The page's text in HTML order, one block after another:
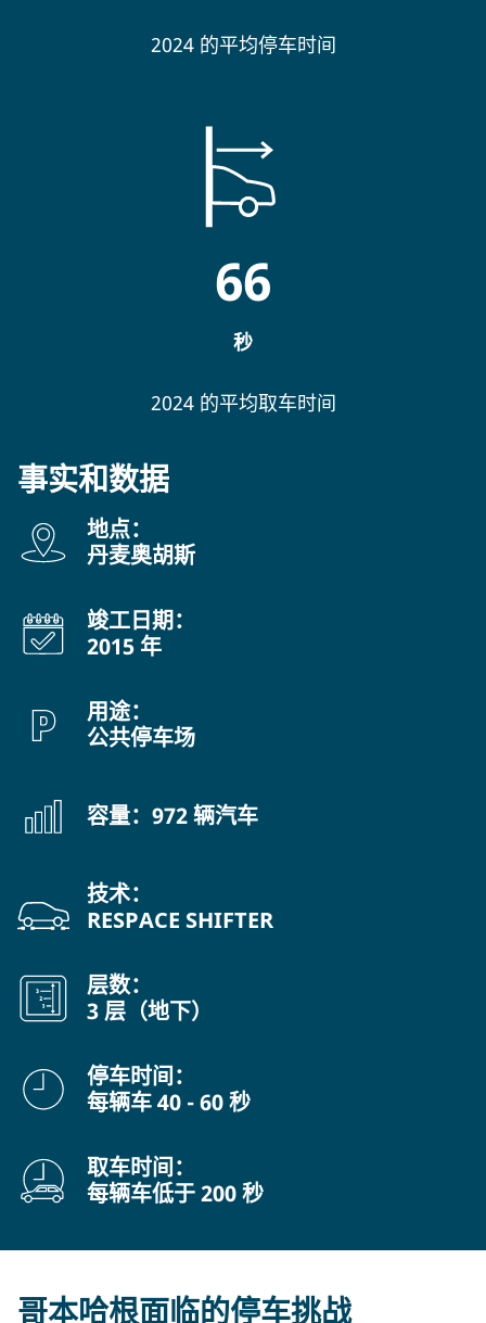
2024 的平均停车时间
66
秒
2024 的平均取车时间
事实和数据
地点：
丹麦奥胡斯
竣工日期：
2015 年
用途：
公共停车场
容量：972 辆汽车
技术：
RESPACE SHIFTER
层数：
3 层（地下）
停车时间：
每辆车 40 - 60 秒
取车时间：
每辆车低于 200 秒
哥本哈根面临的停车挑战